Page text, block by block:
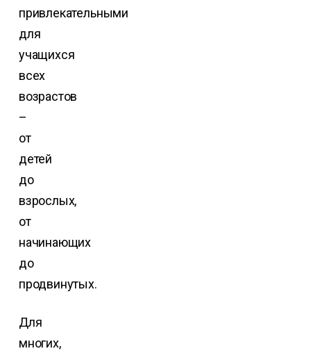
привлекательными
для
учащихся
всех
возрастов
–
от
детей
до
взрослых,
от
начинающих
до
продвинутых.
Для
многих,